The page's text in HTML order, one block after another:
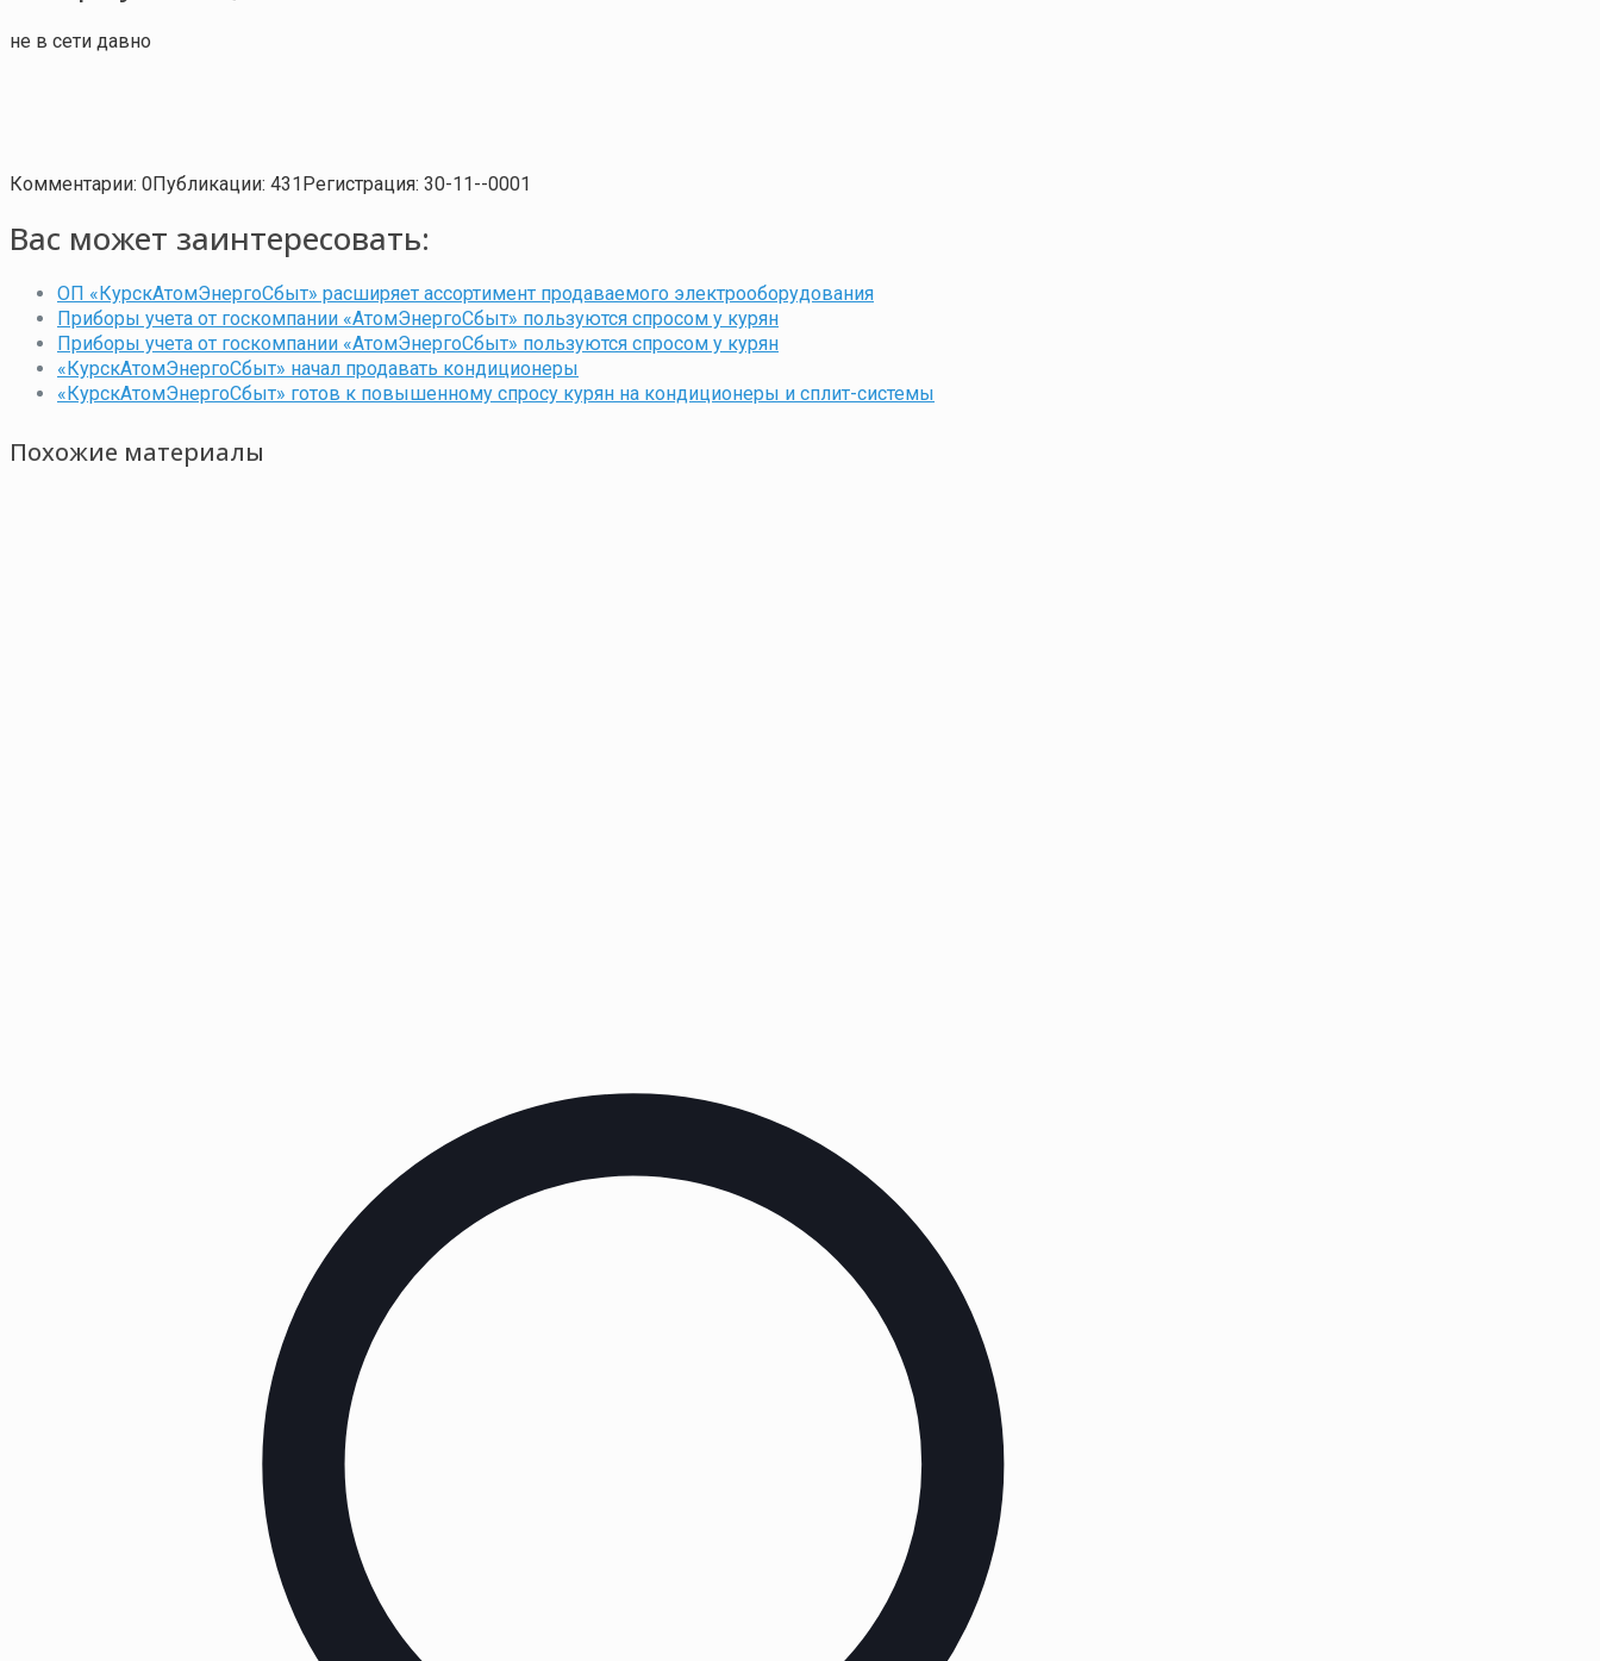
не в сети давно
Комментарии: 0Публикации: 431Регистрация: 30-11--0001
Вас может заинтересовать:
ОП «КурскАтомЭнергоСбыт» расширяет ассортимент продаваемого электрооборудования
Приборы учета от госкомпании «АтомЭнергоСбыт» пользуются спросом у курян
Приборы учета от госкомпании «АтомЭнергоСбыт» пользуются спросом у курян
«КурскАтомЭнергоСбыт» начал продавать кондиционеры
«КурскАтомЭнергоСбыт» готов к повышенному спросу курян на кондиционеры и сплит-системы
Похожие материалы